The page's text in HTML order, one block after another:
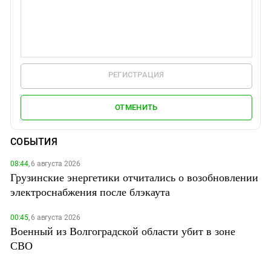
РЕГИСТРАЦИЯ
ОТМЕНИТЬ
СОБЫТИЯ
08:44,6 августа 2026
Грузинские энергетики отчитались о возобновлении
электроснабжения после блэкаута
00:45,6 августа 2026
Военный из Волгоградской области убит в зоне
СВО